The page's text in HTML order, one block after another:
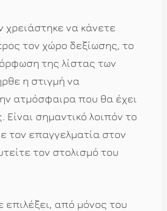
χρειάστηκε να κάνετε
τον χώρο δεξίωσης, το
της λίστας των
η στιγμή να
ατμόσφαιρα που θα έχει
σημαντικό λοιπόν το
τον επαγγελματία στον
τον στολισμό του
από μόνος του